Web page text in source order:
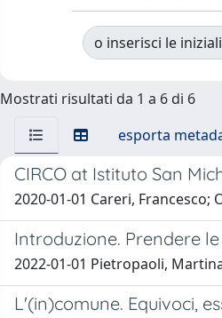
o inserisci le
Mostrati risultati da 1 a 6 di 6
esporta
CIRCO at Istituto San
2020-01-01 Careri, Francesco;
Introduzione. Prendere
2022-01-01 Pietropaoli,
L'(in)comune. Equivoci,